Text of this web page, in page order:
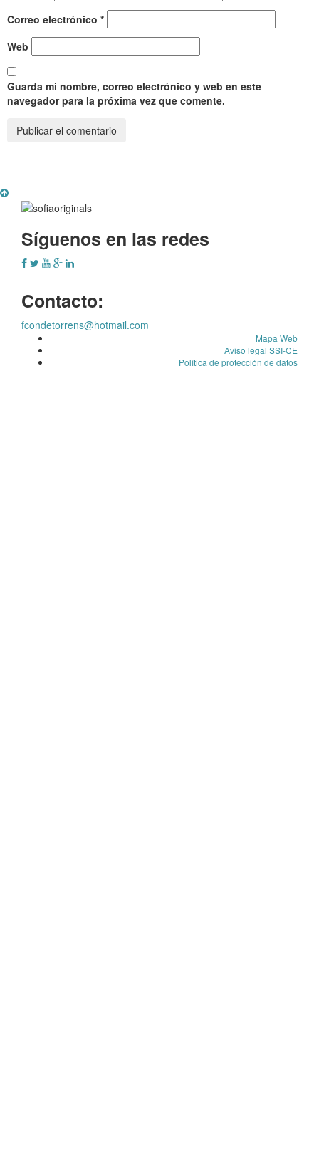
Correo electrónico *
Web
Guarda mi nombre, correo electrónico y web en este
navegador para la próxima vez que comente.
Síguenos en las redes
Contacto:
fcondetorrens@hotmail.com
Mapa Web
Aviso legal SSI-CE
Política de protección de datos